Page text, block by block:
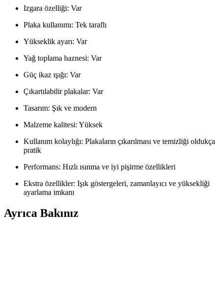
Izgara özelliği: Var
Plaka kullanımı: Tek taraflı
Yükseklik ayarı: Var
Yağ toplama haznesi: Var
Güç ikaz ışığı: Var
Çıkartılabilir plakalar: Var
Tasarım: Şık ve modern
Malzeme kalitesi: Yüksek
Kullanım kolaylığı: Plakaların çıkarılması ve temizliği oldukça
pratik
Performans: Hızlı ısınma ve iyi pişirme özellikleri
Ekstra özellikler: Işık göstergeleri, zamanlayıcı ve yüksekliği
ayarlama imkanı
Ayrıca Bakınız